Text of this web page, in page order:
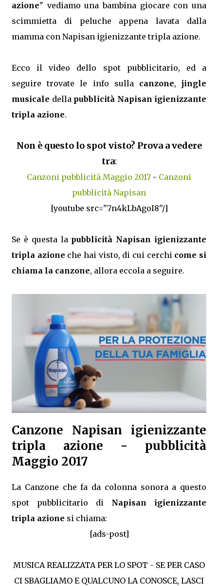
azione" vediamo una bambina giocare con una
scimmietta di peluche appena lavata dalla
mamma con Napisan igienizzante tripla azione.
Ecco il video dello spot pubblicitario, ed a
seguire trovate le info sulla canzone,jingle
musicale della pubblicità Napisan igienizzante
tripla azione.
Non è questo lo spot visto? Prova a vedere
tra:
Canzoni pubblicità Maggio 2017 - Canzoni
pubblicità Napisan
[youtube src="7n4kLbAgoI8"/]
Se è questa la pubblicità Napisan igienizzante
tripla azione che hai visto, di cui cerchi come si
chiama la canzone, allora eccola a seguire.
Canzone Napisan igienizzante
tripla azione - pubblicità
Maggio 2017
La Canzone che fa da colonna sonora a questo
spot pubblicitario di Napisan igienizzante
tripla azione si chiama:
[ads-post]
MUSICA REALIZZATA PER LO SPOT - SE PER CASO
CI SBAGLIAMO E QUALCUNO LA CONOSCE, LASCI